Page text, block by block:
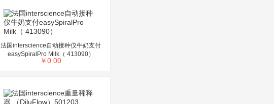
法国interscience自动接种仪牛奶支付
easySpiralPro Milk（ 413090）
￥0.00